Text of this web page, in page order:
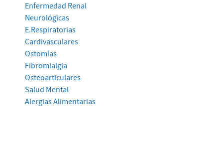
Enfermedad Renal
Neurológicas
E.Respiratorias
Cardivasculares
Ostomías
Fibromialgia
Osteoarticulares
Salud Mental
Alergias Alimentarias